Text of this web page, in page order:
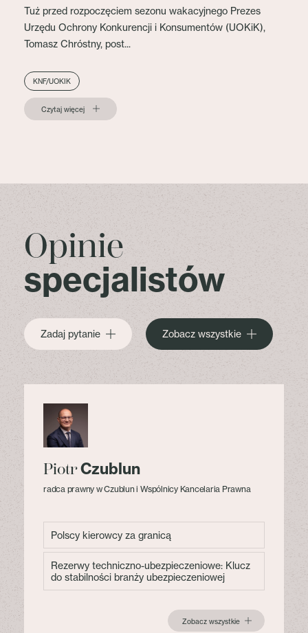
Tuż przed rozpoczęciem sezonu wakacyjnego Prezes
Urzędu Ochrony Konkurencji i Konsumentów (UOKiK),
Tomasz Chróstny, post...
KNF/UOKIK
Czytaj więcej
Opinie
specjalistów
Zadaj pytanie Zobacz wszystkie
PiotrCzublun
radca prawny w Czublun i Wspólnicy Kancelaria Prawna
Polscy kierowcy za granicą
Rezerwy techniczno-ubezpieczeniowe: Klucz
do stabilności branży ubezpieczeniowej
Zobacz wszystkie